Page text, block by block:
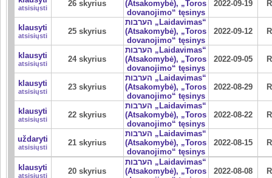
atsisiųsti 26 skyrius
(Atsakomybė), „Toros
dovanojimo“ tęsinys
2022-09-19
klausyti
atsisiųsti 25 skyrius
הערבות „Laidavimas“
(Atsakomybė), „Toros
dovanojimo“ tęsinys
2022-09-12
klausyti
atsisiųsti 24 skyrius
הערבות „Laidavimas“
(Atsakomybė), „Toros
dovanojimo“ tęsinys
2022-09-05
klausyti
atsisiųsti 23 skyrius
הערבות „Laidavimas“
(Atsakomybė), „Toros
dovanojimo“ tęsinys
2022-08-29
klausyti
atsisiųsti 22 skyrius
הערבות „Laidavimas“
(Atsakomybė), „Toros
dovanojimo“ tęsinys
2022-08-22
uždaryti
atsisiųsti 21 skyrius
הערבות „Laidavimas“
(Atsakomybė), „Toros
dovanojimo“ tęsinys
2022-08-15
klausyti
atsisiųsti 20 skyrius
הערבות „Laidavimas“
(Atsakomybė), „Toros
2022-08-08